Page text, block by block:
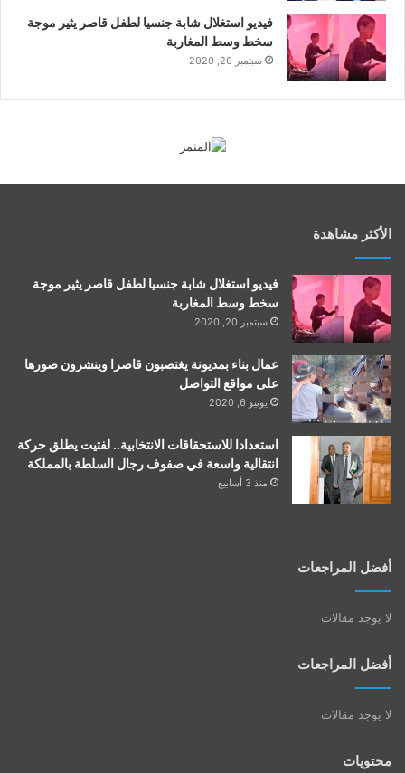
فيديو استغلال شابة جنسيا لطفل قاصر يثير موجة
سخط وسط المغاربة
سبتمبر 20, 2020
الأكثر مشاهدة
فيديو استغلال شابة جنسيا لطفل قاصر يثير موجة
سخط وسط المغاربة
سبتمبر 20, 2020
عمال بناء بمديونة يغتصبون قاصرا وينشرون صورها
على مواقع التواصل
يونيو 6, 2020
استعدادا للاستحقاقات الانتخابية.. لفتيت يطلق حركة
انتقالية واسعة في صفوف رجال السلطة بالمملكة
منذ 3 أسابيع
أفضل المراجعات
لا يوجد مقالات
أفضل المراجعات
لا يوجد مقالات
محتويات